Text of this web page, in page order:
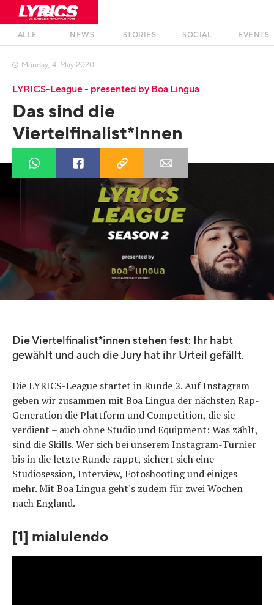
ALLE NEWS STORIES SOCIAL EVENTS
 Monday, 4. May 2020
LYRICS-League - presented by Boa Lingua
Das sind die
Viertelfinalist*innen
Die Viertelfinalist*innen stehen fest: Ihr habt
gewählt und auch die Jury hat ihr Urteil gefällt.
Die LYRICS-League startet in Runde 2. Auf Instagram
geben wir zusammen mit Boa Lingua der nächsten Rap-
Generation die Plattform und Competition, die sie
verdient – auch ohne Studio und Equipment: Was zählt,
sind die Skills. Wer sich bei unserem Instagram-Turnier
bis in die letzte Runde rappt, sichert sich eine
Studiosession, Interview, Fotoshooting und einiges
mehr. Mit Boa Lingua geht's zudem für zwei Wochen
nach England.
[1] mialulendo